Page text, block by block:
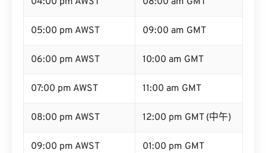
05:00 pm AWST 09:00 am GMT
06:00 pm AWST 10:00 am GMT
07:00 pm AWST 11:00 am GMT
08:00 pm AWST 12:00 pm GMT (中午)
09:00 pm AWST 01:00 pm GMT